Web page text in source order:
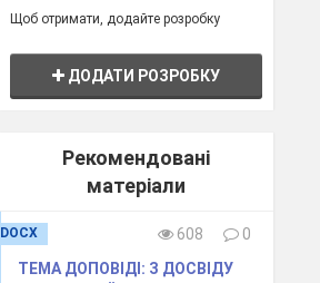
Щоб отримати, додайте розробку
ДОДАТИ РОЗРОБКУ
Рекомендовані
матеріали
DOCX 608
0
ТЕМА ДОПОВІДІ: З ДОСВІДУ